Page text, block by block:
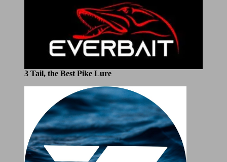
3 Tail, the Best Pike Lure